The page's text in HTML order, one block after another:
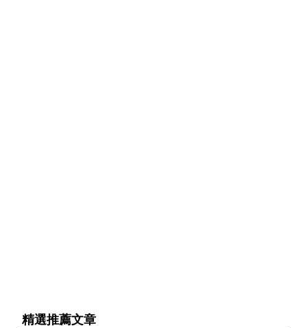
精選推薦文章